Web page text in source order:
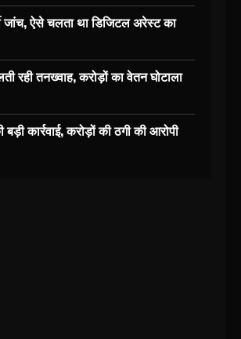
जांच, ऐसे चलता था डिजिटल अरेस्ट का
रही तनख्वाह, करोड़ों का वेतन घोटाला
कार्रवाई, करोड़ों की ठगी की आरोपी